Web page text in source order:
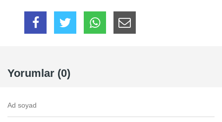
Yorumlar (0)